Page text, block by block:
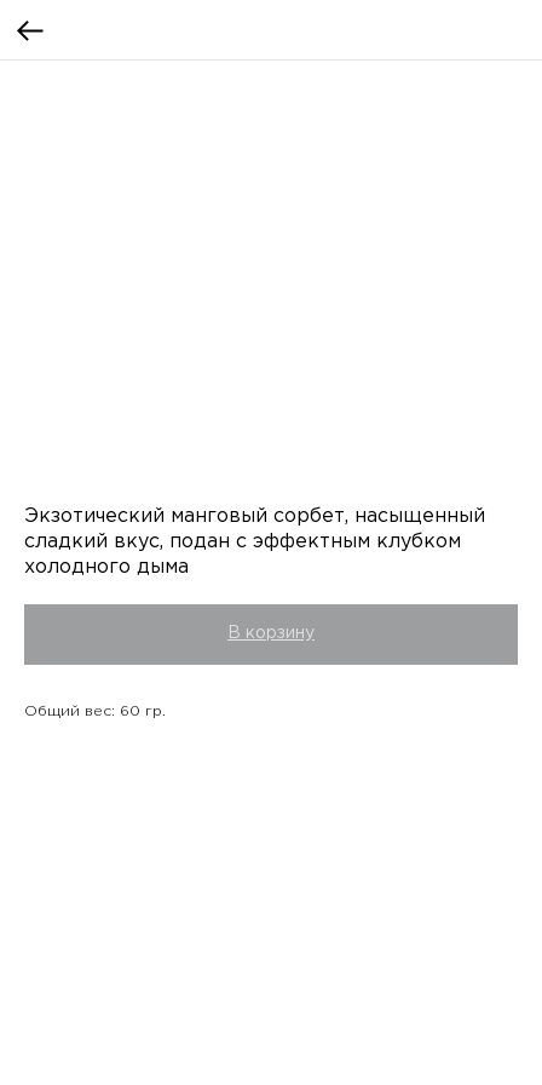
Экзотический манговый сорбет, насыщенный
сладкий вкус, подан с эффектным клубком
холодного дыма
В корзину
Общий вес: 60 гр.